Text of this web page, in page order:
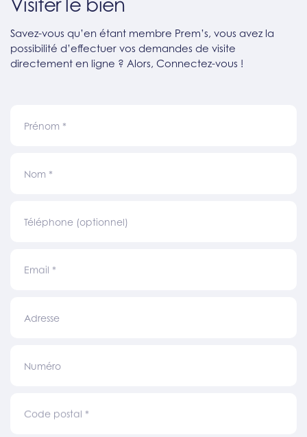
Savez-vous qu’en étant membre Prem’s, vous avez la
possibilité d’effectuer vos demandes de visite
directement en ligne ? Alors, Connectez-vous !
Prénom *
Nom *
Téléphone (optionnel)
Email *
Adresse
Numéro
Code postal *